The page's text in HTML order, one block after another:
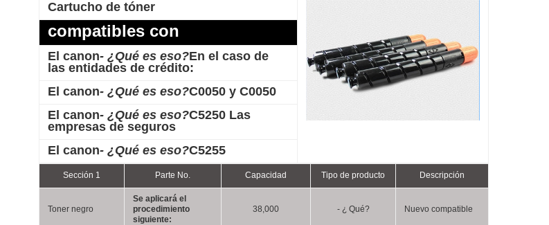
Cartucho de tóner
compatibles con
El canon- ¿Qué es eso?En el caso de
las entidades de crédito:
El canon- ¿Qué es eso?C0050 y C0050
El canon- ¿Qué es eso?C5250 Las
empresas de seguros
El canon- ¿Qué es eso?C5255
Sección 1 Parte No. Capacidad Tipo de producto Descripción
Toner negro
Se aplicará el
procedimiento
siguiente:
38,000 - ¿ Qué? Nuevo compatible